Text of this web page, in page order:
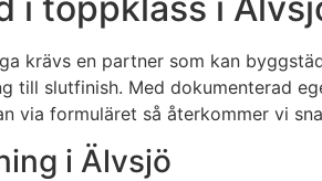
i toppklass i
krävs en partner som kan
till slutfinish. Med dokumenterad
via formuläret så återkommer vi
i Älvsjö